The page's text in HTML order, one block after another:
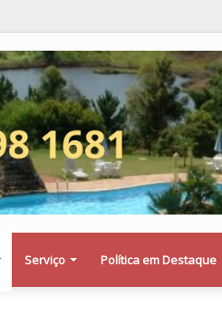
Câmara de Maringá deu
Serviço Política em Destaque